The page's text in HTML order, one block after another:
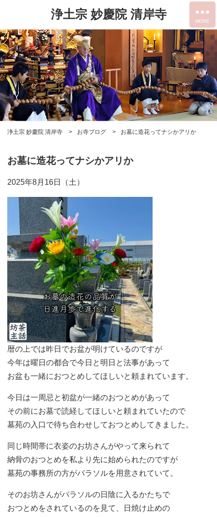
浄土宗 妙慶院 清岸寺
浄土宗 妙慶院 清岸寺 お寺ブログ お墓に造花ってナシかアリか
お墓に造花ってナシかアリか
2025年8月16日（土）
暦の上では昨日でお盆が明けているのですが
今年は曜日の都合で今日と明日と法事があって
お盆も一緒におつとめしてほしいと頼まれています。
今日は一周忌と初盆が一緒のおつとめがあって
その前にお墓で読経してほしいと頼まれていたので
墓苑の入口で待ち合わせしておつとめしてきました。
同じ時間帯に衣姿のお坊さんがやって来られて
納骨のおつとめを私より先に始められたのですが
墓苑の事務所の方がパラソルを用意されていて。
そのお坊さんがパラソルの日陰に入るかたちで
おつとめをされているのを見て、日焼け止めの